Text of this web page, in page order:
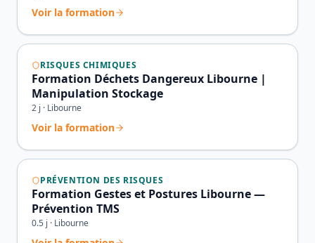
Voir la formation
RISQUES CHIMIQUES
Formation Déchets Dangereux Libourne |
Manipulation Stockage
2 j · Libourne
Voir la formation
PRÉVENTION DES RISQUES
Formation Gestes et Postures Libourne —
Prévention TMS
0.5 j · Libourne